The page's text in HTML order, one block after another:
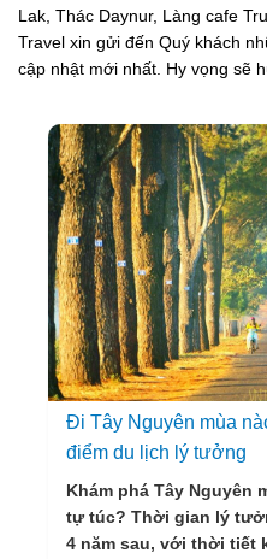
Lak, Thác Daynur, Làng cafe
Travel xin gửi đến Quý khách
cập nhật mới nhất. Hy vọng sẽ
Đi Tây Nguyên mùa
điểm du lịch lý tưởng
Khám phá Tây Nguyên
tự túc? Thời gian lý
4 năm sau, với thời tiết